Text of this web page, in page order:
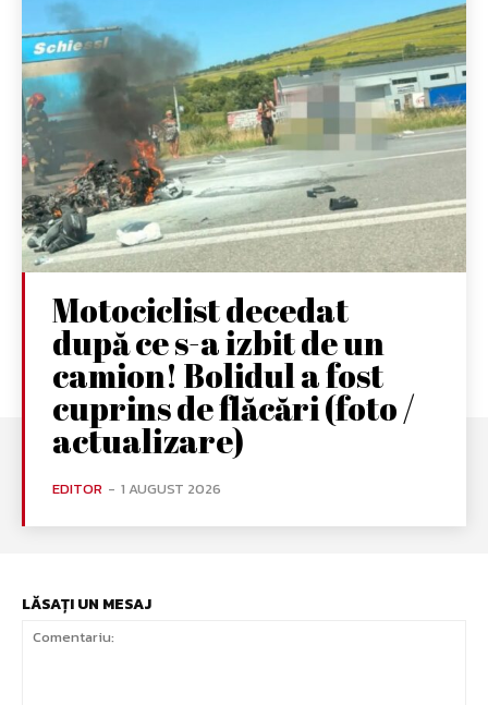
Motociclist decedat
după ce s-a izbit de un
camion! Bolidul a fost
cuprins de flăcări (foto /
actualizare)
EDITOR - 1 AUGUST 2026
LĂSAȚI UN MESAJ